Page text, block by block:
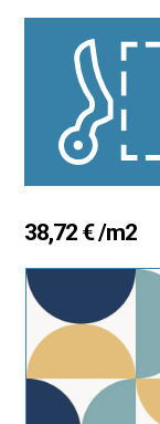
blu intenso del
luminosità a
Ideale per rivestire
texture liscia
calda e
piastrella Creta
38,72 €/m2